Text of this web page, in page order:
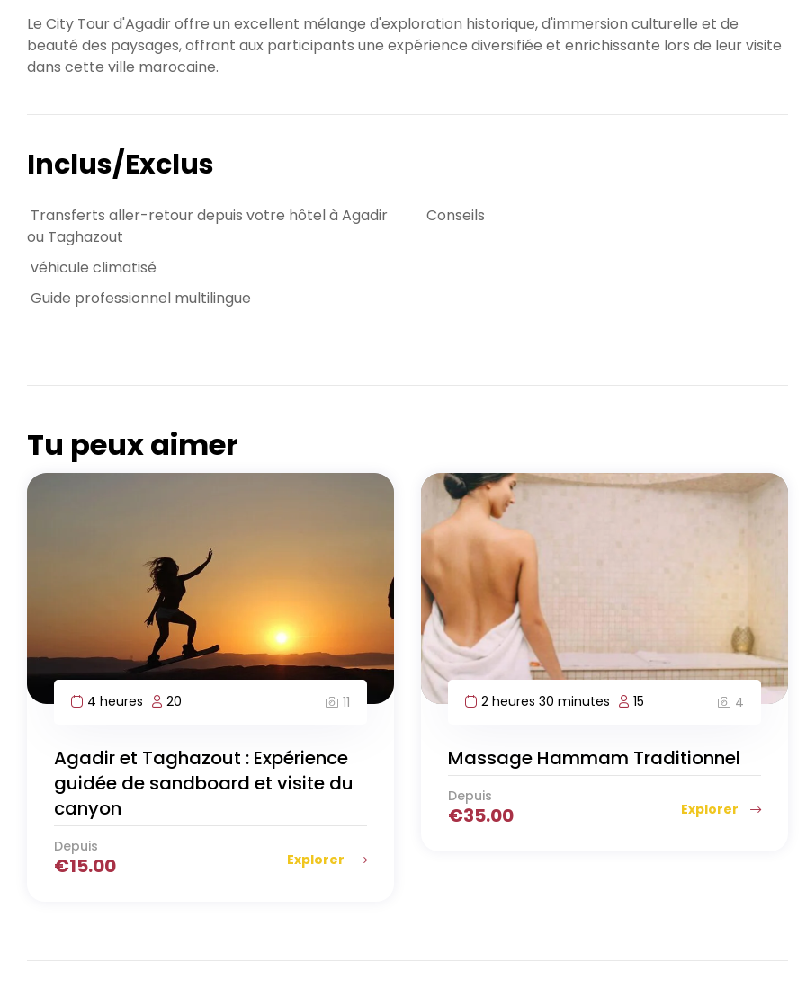
Le City Tour d'Agadir offre un excellent mélange d'exploration historique, d'immersion culturelle et de
beauté des paysages, offrant aux participants une expérience diversifiée et enrichissante lors de leur visite
dans cette ville marocaine.
Inclus/Exclus
Transferts aller-retour depuis votre hôtel à Agadir
ou Taghazout
véhicule climatisé
Guide professionnel multilingue
Conseils
Tu peux aimer
4 heures 20 11
Agadir et Taghazout : Expérience
guidée de sandboard et visite du
canyon
Depuis
€15.00 Explorer
2 heures 30 minutes 15 4
Massage Hammam Traditionnel
Depuis
€35.00 Explorer